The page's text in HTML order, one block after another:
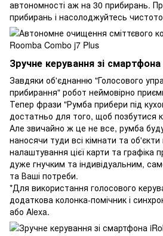
автономності аж на 30 прибирань.
прибирань і насолоджуйтесь
Зручне керування зі смартфона
Завдяки об'єднанню "Голосового
прибирання" робот неймовірно
Тепер фрази "Румба прибери під
достатньо для того, щоб позбутися
Але звичайно ж це не все, румба
наносячи туди всі кімнати та об'єкти
налаштування цієї карти та графіка
дуже гнучким та індивідуальним,
та Ваші потреби.
*Для використання голосового
додаткова колонка-помічник і
або Alexa.